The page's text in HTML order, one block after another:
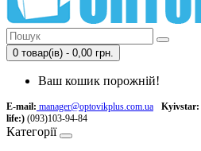
0 товар(ів) - 0,00 грн.
Ваш кошик порожній!
E-mail: manager@optovikplus.com.ua Kyivstar:
life:) (093)103-94-84
Категорії